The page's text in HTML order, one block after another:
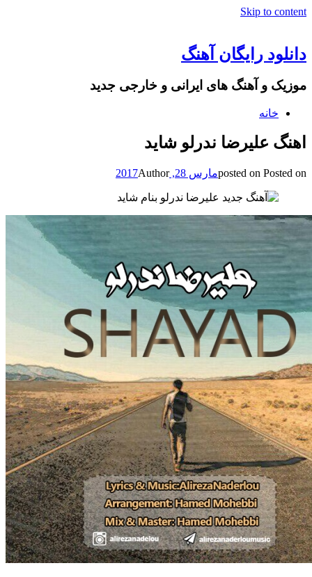
Skip to content
دانلود رایگان آهنگ
موزیک و آهنگ های ایرانی و خارجی جدید
خانه
اهنگ علیرضا ندرلو شاید
posted on Posted on مارس 28, 2017 Author